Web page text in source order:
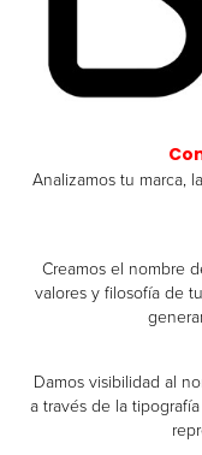
Analizamos tu marca,
Creamos el nombre
valores y filosofía de
Damos visibilidad al
a través de la